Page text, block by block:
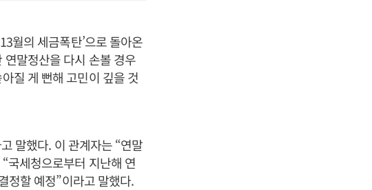
월의 세금폭탄’으로 돌아온
말정산을 다시 손볼 경우
질 게 뻔해 고민이 깊을 것
말했다. 이 관계자는 “연말
국세청으로부터 지난해 연
정할 예정”이라고 말했다.